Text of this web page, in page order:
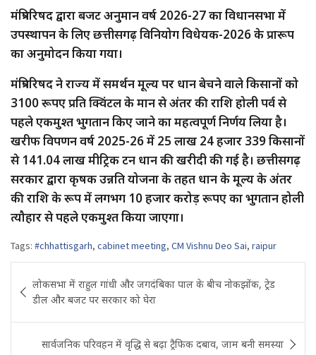
मंत्रिपरिषद द्वारा बजट अनुमान वर्ष 2026-27 का विधानसभा में
उपस्थापन के लिए छत्तीसगढ़ विनियोग विधेयक-2026 के प्रारूप
का अनुमोदन किया गया।
मंत्रिपरिषद ने राज्य में समर्थन मूल्य पर धान बेचने वाले किसानों को
3100 रूपए प्रति क्विंटल के मान से अंतर की राशि होली पर्व से
पहले एकमुश्त भुगतान किए जाने का महत्वपूर्ण निर्णय लिया है।
खरीफ विपणन वर्ष 2025-26 में 25 लाख 24 हजार 339 किसानों
से 141.04 लाख मीट्रिक टन धान की खरीदी की गई है। छत्तीसगढ़
सरकार द्वारा कृषक उन्नति योजना के तहत धान के मूल्य के अंतर
की राशि के रूप में लगभग 10 हजार करोड़ रूपए का भुगतान होली
त्यौहार से पहले एकमुश्त किया जाएगा।
Tags: #chhattisgarh, cabinet meeting, CM Vishnu Deo Sai, raipur
navigation
लोकसभा में राहुल गांधी और जगदंबिका पाल के बीच नोकझोंक, ट्रेड
डील और बजट पर सरकार को घेरा
सार्वजनिक परिवहन में वृद्धि से बढ़ा ट्रैफिक दबाव, जाम बनी समस्या